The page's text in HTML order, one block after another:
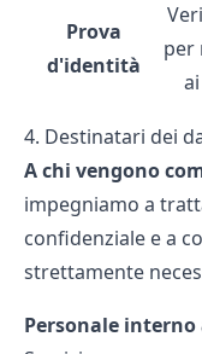
Prova
d'identità
per
4. Destinatari dei
A chi vengono
impegniamo a
confidenziale e a
strettamente
Personale